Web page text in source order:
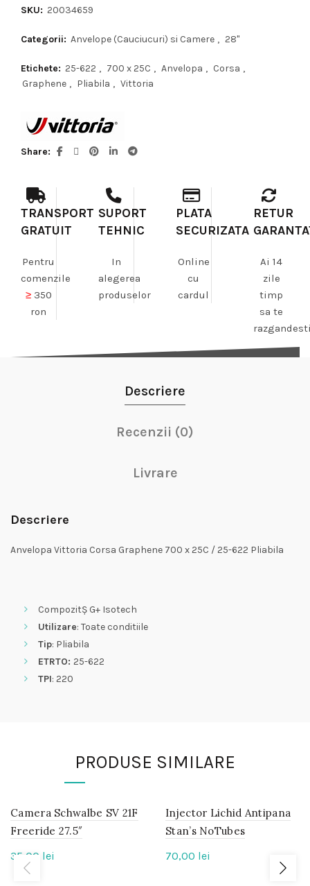
SKU: 20034659
Categorii: Anvelope (Cauciucuri) si Camere , 28"
Etichete: 25-622 , 700 x 25C , Anvelopa , Corsa ,
Graphene , Pliabila , Vittoria
Share
TRANSPORT
GRATUIT
Pentru
comenzile
≥350
ron
SUPORT
TEHNIC
In
alegerea
produselor
PLATA
SECURIZATA
Online
cu
cardul
RETUR
Ai 14
zile
timp
sa te
Descriere
Recenzii (0)
Livrare
Descriere
Anvelopa Vittoria Corsa Graphene 700 x 25C / 25-622 Pliabila
CompozitȘ G+ Isotech
Utilizare: Toate conditiile
Tip: Pliabila
ETRTO: 25-622
TPI: 220
PRODUSE SIMILARE
IN
STOC
Camera Schwalbe SV 21F
Freeride 27.5″
35,00 lei
IN
STOC
Injector Lichid Antipana
Stan’s NoTubes
70,00 lei